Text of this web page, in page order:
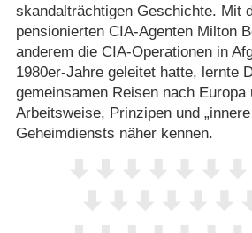
skandalträchtigen Geschichte. Mit
pensionierten CIA-Agenten Milton
anderem die CIA-Operationen in
1980er-Jahre geleitet hatte, lernte
gemeinsamen Reisen nach Europa
Arbeitsweise, Prinzipen und
Geheimdiensts näher kennen.